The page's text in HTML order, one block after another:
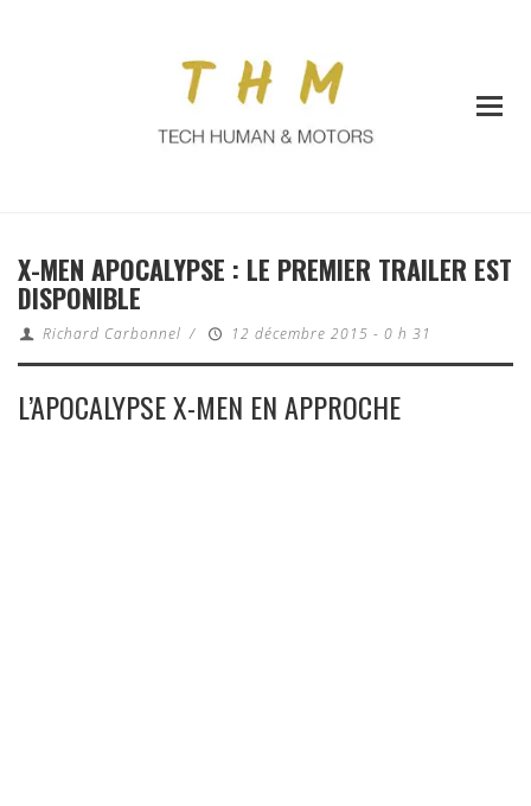
X-MEN APOCALYPSE : LE PREMIER TRAILER EST
DISPONIBLE
Richard Carbonnel / 12 décembre 2015 - 0 h 31
L’APOCALYPSE X-MEN EN APPROCHE